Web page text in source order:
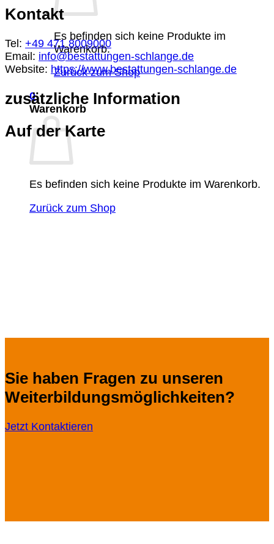
Es befinden sich keine Produkte im
Warenkorb.
Zurück zum Shop
0
Warenkorb
Es befinden sich keine Produkte im Warenkorb.
Zurück zum Shop
Kontakt
Tel: +49 471 8009000
Email: info@bestattungen-schlange.de
Website: https://www.bestattungen-schlange.de
zusätzliche Information
Auf der Karte
Sie haben Fragen zu unseren
Weiterbildungsmöglichkeiten?
Jetzt Kontaktieren